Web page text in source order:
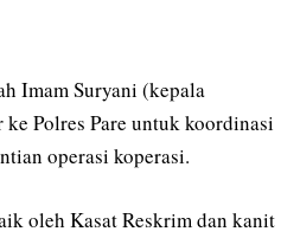
Imam Suryani (kepala
ke Polres Pare untuk koordinasi
operasi koperasi.
oleh Kasat Reskrim dan kanit